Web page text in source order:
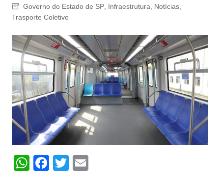
Governo do Estado de SP, Infraestrutura Notícias,
Trasporte Coletivo
W F T E